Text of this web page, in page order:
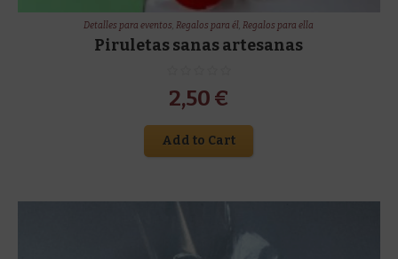
Detalles para eventos,Regalos para él,Regalos para ella
Piruletas sanas artesanas
2,50 €
Add to Cart